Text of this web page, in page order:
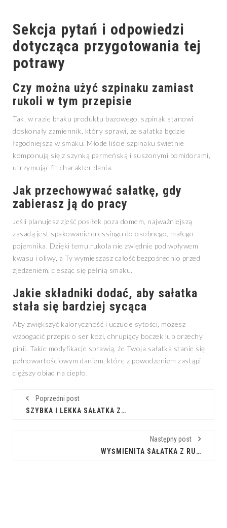
Sekcja pytań i odpowiedzi
dotycząca przygotowania tej
potrawy
Czy można użyć szpinaku zamiast
rukoli w tym przepisie
Tak, w razie braku produktu bazowego, szpinak stanowi
doskonały zamiennik, który sprawi, że sałatka będzie
łagodniejsza w smaku. Młode liście szpinaku świetnie
komponują się z szynką parmeńską i suszonymi pomidorami,
utrzymując fit charakter dania.
Jak przechowywać sałatkę, gdy
zabierasz ją do pracy
Jeśli planujesz zjeść posiłek poza domem, najważniejszą
zasadą jest spakowanie dressingu do osobnego, małego
pojemnika. Dzięki temu rukola nie zwiędnie pod wpływem
kwasu i oliwy, a Ty wymieszasz całość bezpośrednio przed
zjedzeniem, ciesząc się pełnią smaku.
Jakie składniki dodać, aby sałatka
stała się bardziej sycąca
Aby zwiększyć kaloryczność i uczucie sytości, możesz
wzbogacić przepis o ser kozi, chrupiący boczek lub orzechy
pinii. Takie modyfikacje sprawią, że Twoja sałatka stanie się
pełnowartościowym daniem, które z powodzeniem zastąpi
cięższy obiad na ciepło.
Poprzedni post
SZYBKA I LEKKA SAŁATKA Z MOZZARELLĄ NA KAŻDĄ OKAZJĘ
Następny post
WYŚMIENITA SAŁATKA Z RUKOLĄ, SUSZONYMI POMIDORAMI I SŁONECZNIKIEM KROK PO KROKU